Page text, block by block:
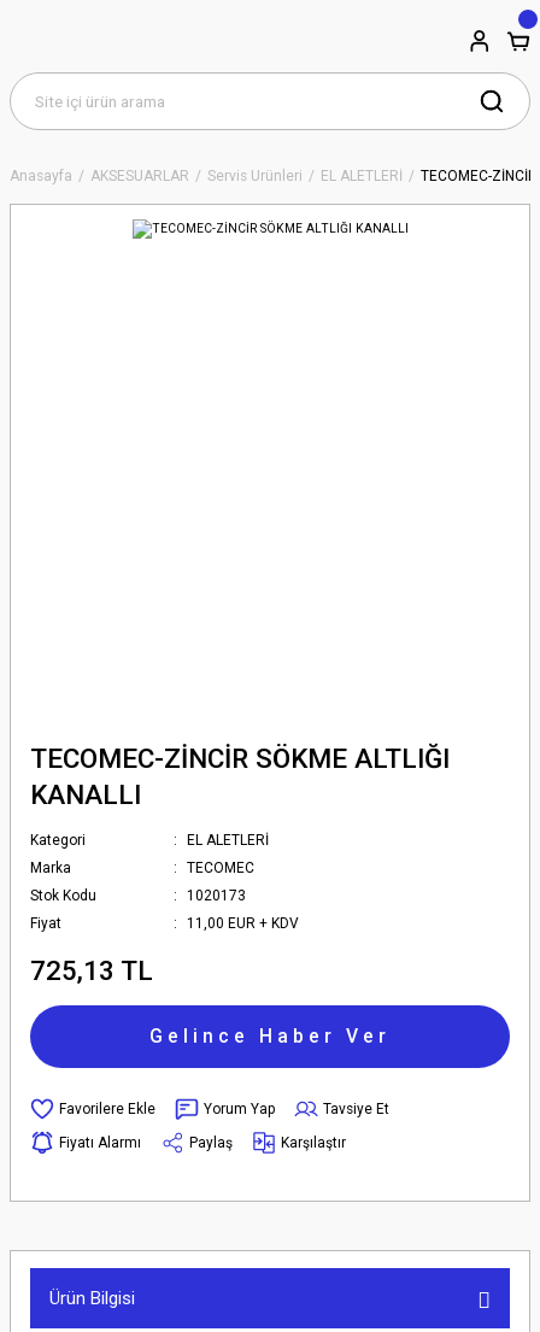
Anasayfa AKSESUARLAR Servis Ürünleri EL ALETLERİ TECOMEC-
TECOMEC-ZİNCİR SÖKME ALTLIĞI
KANALLI
Kategori
EL ALETLERİ
Marka
TECOMEC
Stok Kodu
1020173
Fiyat
11,00 EUR + KDV
725,13 TL
Gelince Haber Ver
Yorum Yap
Tavsiye Et
Fiyatı Alarmı
Paylaş Karşılaştır
Ürün Bilgisi